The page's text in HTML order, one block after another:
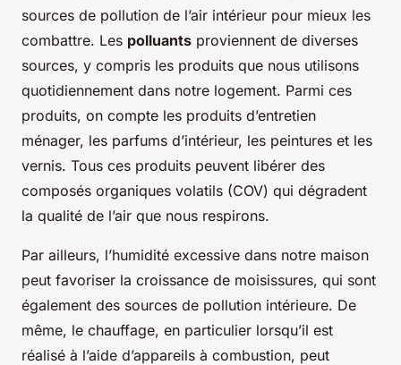
sources de pollution de l’air intérieur pour mieux les
combattre. Les polluants proviennent de diverses
sources, y compris les produits que nous utilisons
quotidiennement dans notre logement. Parmi ces
produits, on compte les produits d’entretien
ménager, les parfums d’intérieur, les peintures et les
vernis. Tous ces produits peuvent libérer des
composés organiques volatils (COV) qui dégradent
la qualité de l’air que nous respirons.
Par ailleurs, l’humidité excessive dans notre maison
peut favoriser la croissance de moisissures, qui sont
également des sources de pollution intérieure. De
même, le chauffage, en particulier lorsqu’il est
réalisé à l’aide d’appareils à combustion, peut